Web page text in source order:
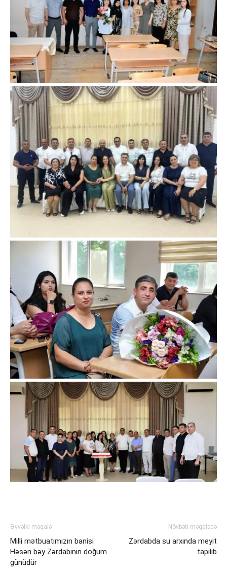
Əvvəlki məqalə
Milli mətbuatımızın banisi
Həsən bəy Zərdabinin doğum
günüdür
Növbəti məqalədə
Zərdabda su arxında meyit
tapılıb